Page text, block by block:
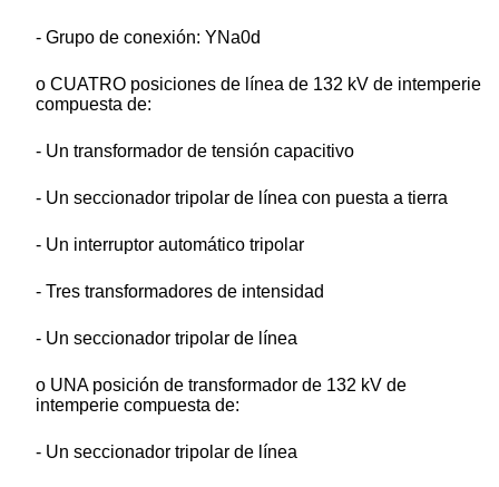
- Grupo de conexión: YNa0d
o CUATRO posiciones de línea de 132 kV de intemperie
compuesta de:
- Un transformador de tensión capacitivo
- Un seccionador tripolar de línea con puesta a tierra
- Un interruptor automático tripolar
- Tres transformadores de intensidad
- Un seccionador tripolar de línea
o UNA posición de transformador de 132 kV de
intemperie compuesta de:
- Un seccionador tripolar de línea